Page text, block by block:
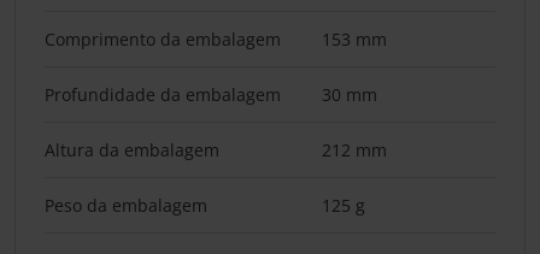
Comprimento da embalagem 153 mm
Profundidade da embalagem 30 mm
Altura da embalagem 212 mm
Peso da embalagem 125 g